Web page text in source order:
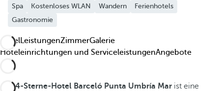
Spa
Kostenloses WLAN Wandern
Ferienhotels
Gastronomie
HotelLeistungenZimmerGalerie
Hoteleinrichtungen und ServiceleistungenAngebote
Das4-Sterne-Hotel Barceló Punta Umbría Mar ist eine